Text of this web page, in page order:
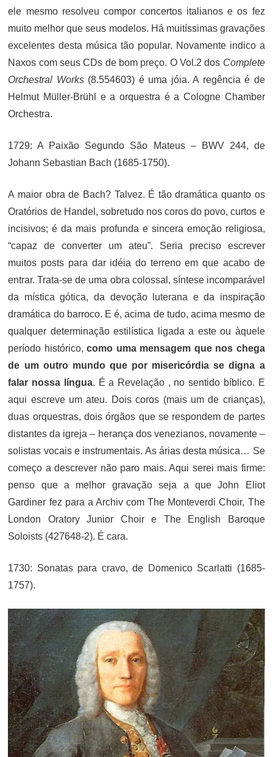
ele mesmo resolveu compor concertos italianos e os fez
muito melhor que seus modelos. Há muitíssimas gravações
excelentes desta música tão popular. Novamente indico a
Naxos com seus CDs de bom preço. O Vol.2 dos Complete
Orchestral Works(8.554603) é uma jóia. A regência é de
Helmut Müller-Brühl e a orquestra é a Cologne Chamber
Orchestra.
1729: A Paixão Segundo São Mateus – BWV 244, de
Johann Sebastian Bach (1685-1750).
A maior obra de Bach? Talvez. É tão dramática quanto os
Oratórios de Handel, sobretudo nos coros do povo, curtos e
incisivos; é da mais profunda e sincera emoção religiosa,
“capaz de converter um ateu”. Seria preciso escrever
muitos posts para dar idéia do terreno em que acabo de
entrar. Trata-se de uma obra colossal, síntese incomparável
da mística gótica, da devoção luterana e da inspiração
dramática do barroco. E é, acima de tudo, acima mesmo de
qualquer determinação estilística ligada a este ou àquele
período histórico,como uma mensagem que nos chega
de um outro mundo que por misericórdia se digna a
falar nossa língua. É a Revelação , no sentido bíblico. E
aqui escreve um ateu. Dois coros (mais um de crianças),
duas orquestras, dois órgãos que se respondem de partes
distantes da igreja – herança dos venezianos, novamente –
solistas vocais e instrumentais. As árias desta música… Se
começo a descrever não paro mais. Aqui serei mais firme:
penso que a melhor gravação seja a que John Eliot
Gardiner fez para a Archiv com The Monteverdi Choir, The
London Oratory Junior Choir e The English Baroque
Soloists (427648-2). É cara.
1730: Sonatas para cravo, de Domenico Scarlatti (1685-
1757).